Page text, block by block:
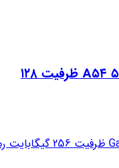
گوشی موبایل سامسونگ گلکسی A۵۴ ۵G ظرفیت ۱۲۸